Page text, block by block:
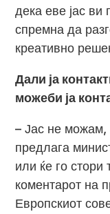
дека еве јас ви
спремна да
креативно
Дали ја
можеби ја
– Јас не можам,
предлага
или ќе го стори
коментарот на
Европскиот